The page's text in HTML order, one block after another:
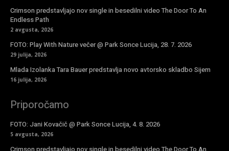
Crimson predstavljajo nov single in besedilni video The Door To An
Endless Path
2 avgusta, 2026
FOTO: Play With Nature večer @ Park Sonce Lucija, 28. 7. 2026
29 julija, 2026
Mlada Izolanka Tara Bauer predstavlja novo avtorsko skladbo Sijem
16 julija, 2026
Priporočamo
FOTO: Jani Kovačič @ Park Sonce Lucija, 4. 8. 2026
5 avgusta, 2026